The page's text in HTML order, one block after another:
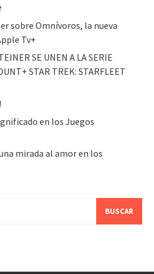
sobre Omnívoros, la nueva
Tv+
SE UNEN A LA SERIE
STAR TREK: STARFLEET
en los Juegos
mirada al amor en los